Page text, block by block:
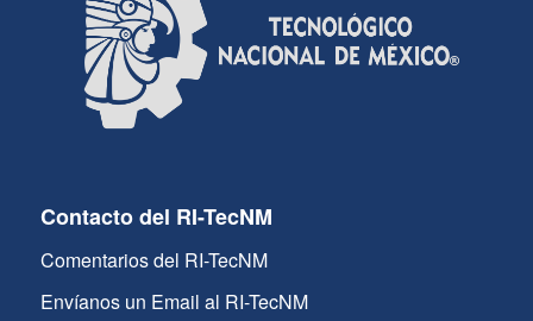
Contacto del RI-TecNM
Comentarios del RI-TecNM
Envíanos un Email al RI-TecNM